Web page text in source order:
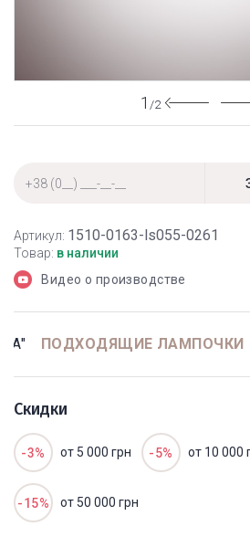
1 /2
Артикул: 1510-0163-ls055-0261
Товар: в наличии
Видео о производстве
ПОДХОДЯЩИЕ ЛАМПОЧКИ
Скидки
-3% от 5 000 грн -5% от 10 000
-15% от 50 000 грн